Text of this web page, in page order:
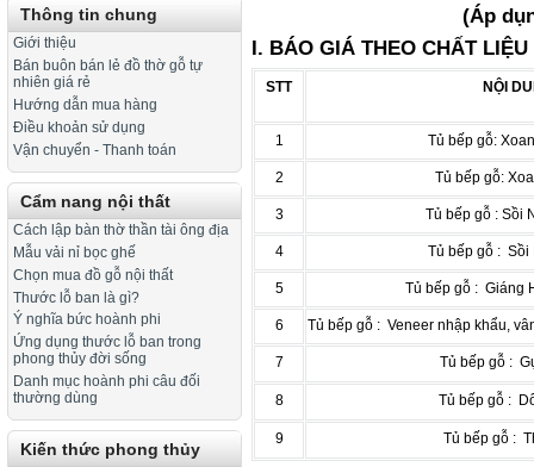
Thông tin chung
Giới thiệu
Bán buôn bán lẻ đồ thờ gỗ tự
nhiên giá rẻ
Hướng dẫn mua hàng
Điều khoản sử dụng
Vận chuyển - Thanh toán
Cẩm nang nội thất
Cách lập bàn thờ thần tài ông địa
Mẫu vải nỉ bọc ghế
Chọn mua đồ gỗ nội thất
Thước lỗ ban là gì?
Ý nghĩa bức hoành phi
Ứng dụng thước lỗ ban trong
phong thủy đời sống
Danh mục hoành phi câu đối
thường dùng
Kiến thức phong thủy
(Áp
I. BÁO GIÁ THEO CHẤT LIỆU
STT NỘI
1 Tủ bếp gỗ:
2 Tủ bếp gỗ:
3 Tủ bếp gỗ : Sồi
4 Tủ bếp gỗ : Sồi
5 Tủ bếp gỗ : Giáng
6 Tủ bếp gỗ : Veneer nhập khẩu,
7 Tủ bếp gỗ :
8 Tủ bếp gỗ :
9 Tủ bếp gỗ :